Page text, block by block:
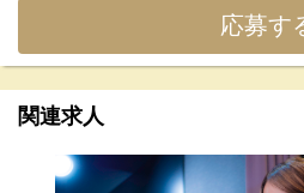
応募す
関連求人